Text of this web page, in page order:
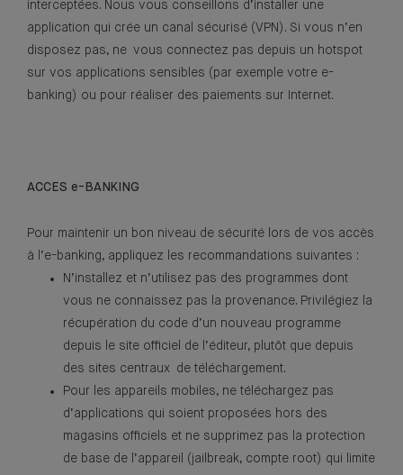
interceptées. Nous vous conseillons d’installer une
application qui crée un canal sécurisé (VPN). Si vous n’en
disposez pas, ne vous connectez pas depuis un hotspot
sur vos applications sensibles (par exemple votre e-
banking) ou pour réaliser des paiements sur Internet.
ACCES e-BANKING
Pour maintenir un bon niveau de sécurité lors de vos accès
à l’e-banking, appliquez les recommandations suivantes :
N’installez et n’utilisez pas des programmes dont
vous ne connaissez pas la provenance. Privilégiez la
récupération du code d’un nouveau programme
depuis le site officiel de l’éditeur, plutôt que depuis
des sites centraux de téléchargement.
Pour les appareils mobiles, ne téléchargez pas
d’applications qui soient proposées hors des
magasins officiels et ne supprimez pas la protection
de base de l’appareil (jailbreak, compte root) qui limite